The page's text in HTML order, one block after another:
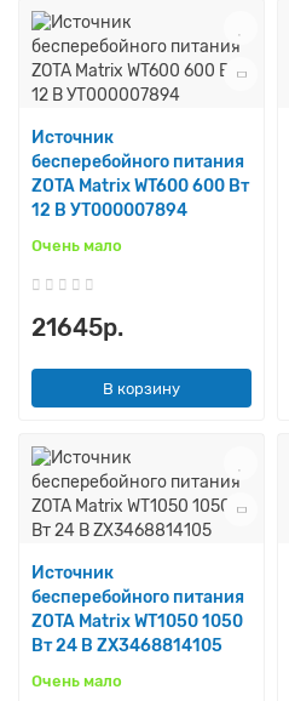
Источник
бесперебойного питания
ZOTA Matrix WT600 600 Вт
12 В УТ000007894
Очень мало
21645р.
В корзину
Источник
бесперебойного питания
ZOTA Matrix WT1050 1050
Вт 24 В ZX3468814105
Очень мало